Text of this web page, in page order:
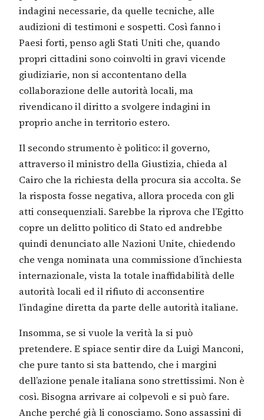
indagini necessarie, da quelle tecniche, alle
audizioni di testimoni e sospetti. Così fanno i
Paesi forti, penso agli Stati Uniti che, quando
propri cittadini sono coinvolti in gravi vicende
giudiziarie, non si accontentano della
collaborazione delle autorità locali, ma
rivendicano il diritto a svolgere indagini in
proprio anche in territorio estero.
Il secondo strumento è politico: il governo,
attraverso il ministro della Giustizia, chieda al
Cairo che la richiesta della procura sia accolta. Se
la risposta fosse negativa, allora proceda con gli
atti consequenziali. Sarebbe la riprova che l’Egitto
copre un delitto politico di Stato ed andrebbe
quindi denunciato alle Nazioni Unite, chiedendo
che venga nominata una commissione d’inchiesta
internazionale, vista la totale inaffidabilità delle
autorità locali ed il rifiuto di acconsentire
l’indagine diretta da parte delle autorità italiane.
Insomma, se si vuole la verità la si può
pretendere. E spiace sentir dire da Luigi Manconi,
che pure tanto si sta battendo, che i margini
dell’azione penale italiana sono strettissimi. Non è
così. Bisogna arrivare ai colpevoli e si può fare.
Anche perché già li conosciamo. Sono assassini di